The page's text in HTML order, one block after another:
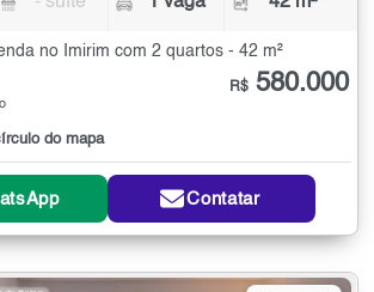
no Imirim com 2 quartos - 42 m²
do mapa
R$ 580.000
Contatar